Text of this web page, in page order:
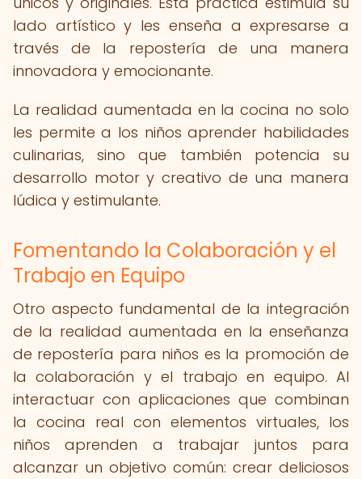
lado artístico y les enseña a expresarse a
través de la repostería de una manera
innovadora y emocionante.
La realidad aumentada en la cocina no solo
les permite a los niños aprender habilidades
culinarias, sino que también potencia su
desarrollo motor y creativo de una manera
lúdica y estimulante.
Fomentando la Colaboración y el
Trabajo en Equipo
Otro aspecto fundamental de la integración
de la realidad aumentada en la enseñanza
de repostería para niños es la promoción de
la colaboración y el trabajo en equipo. Al
interactuar con aplicaciones que combinan
la cocina real con elementos virtuales, los
niños aprenden a trabajar juntos para
alcanzar un objetivo común: crear deliciosos